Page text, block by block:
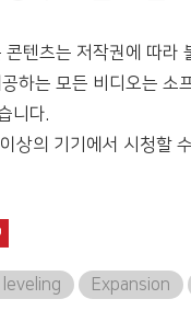
텐츠는 저작권에 따라
하는 모든 비디오는 소
니다.
상의 기기에서 시청할
Expansion